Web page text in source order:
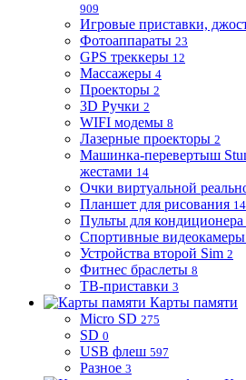
909
Игровые приставки,
Фотоаппараты 23
GPS треккеры 12
Массажеры 4
Проекторы 2
3D Ручки 2
WIFI модемы 8
Лазерные проекторы 2
Машинка-перевертыш
жестами 14
Очки виртуальной
Планшет для рисования 14
Пульты для кондиционера
Спортивные видеокамеры
Устройства второй Sim 2
Фитнес браслеты 8
ТВ-приставки 3
Карты памяти
Micro SD 275
SD 0
USB флеш 597
Разное 3